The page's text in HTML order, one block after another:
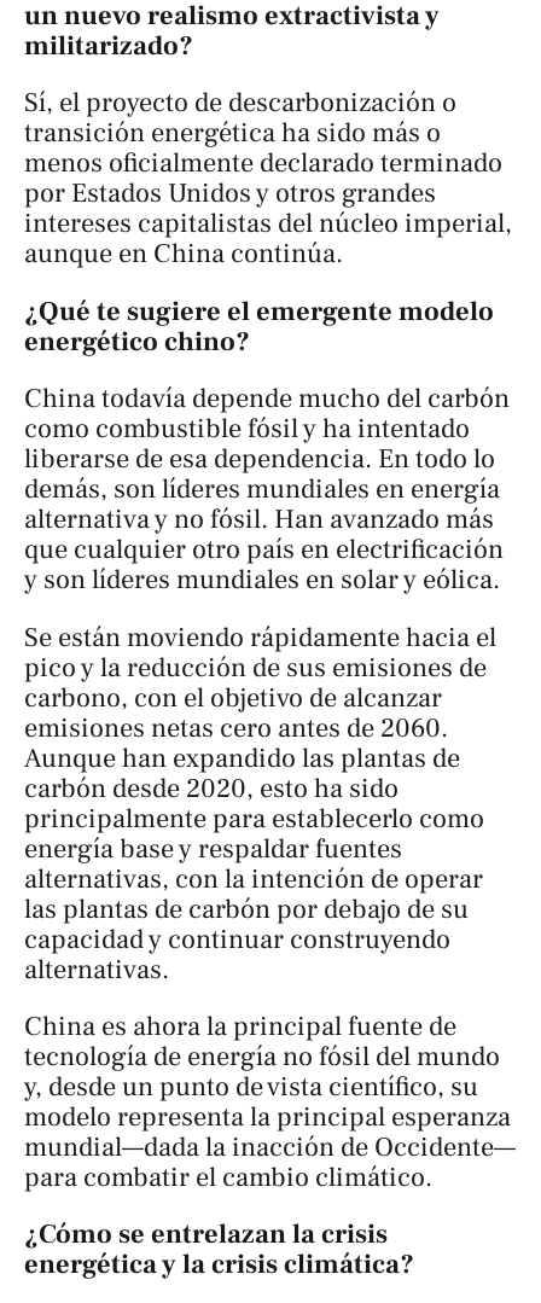
un nuevo realismo extractivista y
militarizado?
Sí, el proyecto de descarbonización o
transición energética ha sido más o
menos oficialmente declarado terminado
por Estados Unidos y otros grandes
intereses capitalistas del núcleo imperial,
aunque en China continúa.
¿Qué te sugiere el emergente modelo
energético chino?
China todavía depende mucho del carbón
como combustible fósil y ha intentado
liberarse de esa dependencia. En todo lo
demás, son líderes mundiales en energía
alternativa y no fósil. Han avanzado más
que cualquier otro país en electrificación
y son líderes mundiales en solar y eólica.
Se están moviendo rápidamente hacia el
pico y la reducción de sus emisiones de
carbono, con el objetivo de alcanzar
emisiones netas cero antes de 2060.
Aunque han expandido las plantas de
carbón desde 2020, esto ha sido
principalmente para establecerlo como
energía base y respaldar fuentes
alternativas, con la intención de operar
las plantas de carbón por debajo de su
capacidad y continuar construyendo
alternativas.
China es ahora la principal fuente de
tecnología de energía no fósil del mundo
y, desde un punto de vista científico, su
modelo representa la principal esperanza
mundial—dada la inacción de Occidente—
para combatir el cambio climático.
¿Cómo se entrelazan la crisis
energética y la crisis climática?